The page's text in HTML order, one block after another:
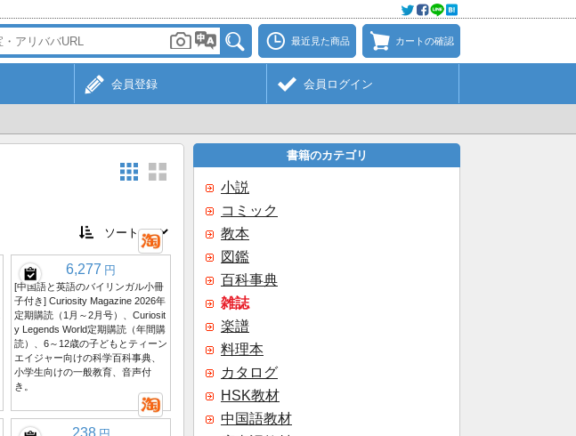
最近見た商品 カートの確認
会員登録 会員ログイン
6,277 円
[中国語と英語のバイリンガル小冊
子付き] Curiosity Magazine 2026年
定期購読（1月～2月号）、Curiosit
y Legends World定期購読（年間購
読）、6～12歳の子どもとティーン
エイジャー向けの科学百科事典、
小学生向けの一般教育、音声付
き。
238
書籍のカテゴリ
小説
コミック
教本
図鑑
百科事典
雑誌
楽譜
料理本
カタログ
HSK教材
中国語教材